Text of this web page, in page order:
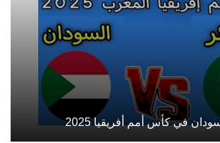
في كأس أمم أفريقيا 2025